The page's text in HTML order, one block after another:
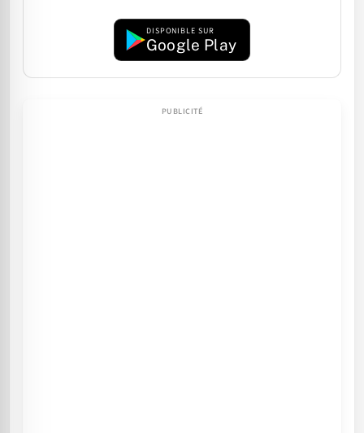
DISPONIBLE SUR
Google Play